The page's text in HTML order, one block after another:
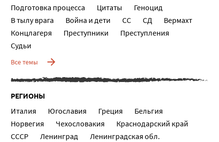
Подготовка процесса
Цитаты
Геноцид
В тылу врага
Война и дети СС СД
Вермахт
Концлагеря
Преступники
Преступления
Судьи
Все темы
РЕГИОНЫ
Италия Югославия Греция
Бельгия
Норвегия
Чехословакия
Краснодарский край
СССР
Ленинград
Ленинградская обл.